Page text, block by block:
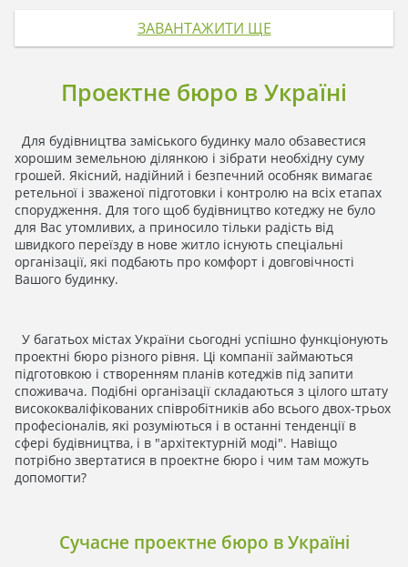
ЗАВАНТАЖИТИ ЩЕ
Проектне бюро в Україні
Для будівництва заміського будинку мало обзавестися
хорошим земельною ділянкою і зібрати необхідну суму
грошей. Якісний, надійний і безпечний особняк вимагає
ретельної і зваженої підготовки і контролю на всіх етапах
спорудження. Для того щоб будівництво котеджу не було
для Вас утомливих, а приносило тільки радість від
швидкого переїзду в нове житло існують спеціальні
організації, які подбають про комфорт і довговічності
Вашого будинку.
У багатьох містах України сьогодні успішно функціонують
проектні бюро різного рівня. Ці компанії займаються
підготовкою і створенням планів котеджів під запити
споживача. Подібні організації складаються з цілого штату
висококваліфікованих співробітників або всього двох-трьох
професіоналів, які розуміються і в останні тенденції в
сфері будівництва, і в "архітектурній моді". Навіщо
потрібно звертатися в проектне бюро і чим там можуть
допомогти?
Сучасне проектне бюро в Україні